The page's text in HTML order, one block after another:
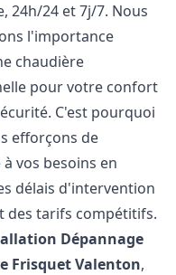
24h/24 et 7j/7. Nous
l'importance
chaudière
pour votre confort
C'est pourquoi
efforçons de
vos besoins en
délais d'intervention
des tarifs compétitifs.
Dépannage
FrisquetValenton,